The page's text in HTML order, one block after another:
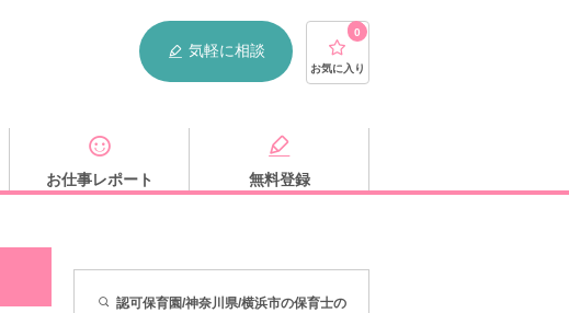
気軽に相談
0
お気に入り
お仕事レポート 無料登録
認可保育園/神奈川県/横浜市の保育士の